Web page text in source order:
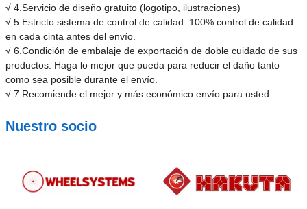
√ 4.Servicio de diseño gratuito (logotipo, ilustraciones)
√ 5.Estricto sistema de control de calidad. 100% control de calidad
en cada cinta antes del envío.
√ 6.Condición de embalaje de exportación de doble cuidado de sus
productos. Haga lo mejor que pueda para reducir el daño tanto
como sea posible durante el envío.
√ 7.Recomiende el mejor y más económico envío para usted.
Nuestro socio